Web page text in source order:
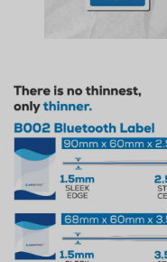
PORTALE
Bluetooth
TRACKER
FARO
SENSORE